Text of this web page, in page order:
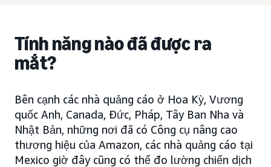
Tính năng nào đã được ra
mắt?
Bên cạnh các nhà quảng cáo ở Hoa Kỳ, Vương
quốc Anh, Canada, Đức, Pháp, Tây Ban Nha và
Nhật Bản, những nơi đã có Công cụ nâng cao
thương hiệu của Amazon, các nhà quảng cáo tại
Mexico giờ đây cũng có thể đo lường chiến dịch